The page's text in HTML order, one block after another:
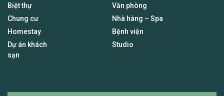
Biệt thự
Chung cư
Homestay
Dự án khách
sạn
Văn phòng
Nhà hàng – Spa
Bệnh viện
Studio